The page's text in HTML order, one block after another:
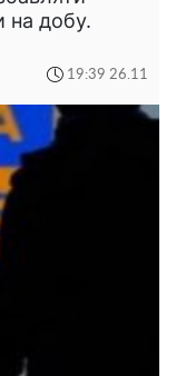
на добу.
19:39 26.11